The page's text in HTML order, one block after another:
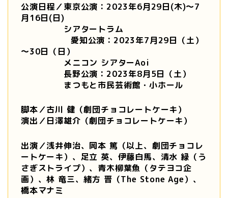
公演日程／東京公演：2023年6月29日(木)～7
月16日(日)
シアタートラム
愛知公演：2023年7月29日（土）
～30日（日）
メニコン シアターAoi
長野公演：2023年8月5日（土）
まつもと市民芸術館・小ホール
脚本／古川 健（劇団チョコレートケーキ）
演出／日澤雄介（劇団チョコレートケーキ）
出演／浅井伸治、岡本 篤（以上、劇団チョコレ
ートケーキ）、足立 英、伊藤白馬、 清水 緑（う
さぎストライプ）、青木柳葉魚（タテヨコ企
画）、林 竜三、緒方 晋（The Stone Age）、
橋本マナミ